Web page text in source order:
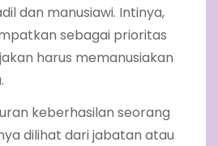
dan manusiawi. Intinya,
sebagai prioritas
harus memanusiakan
keberhasilan seorang
dilihat dari jabatan atau